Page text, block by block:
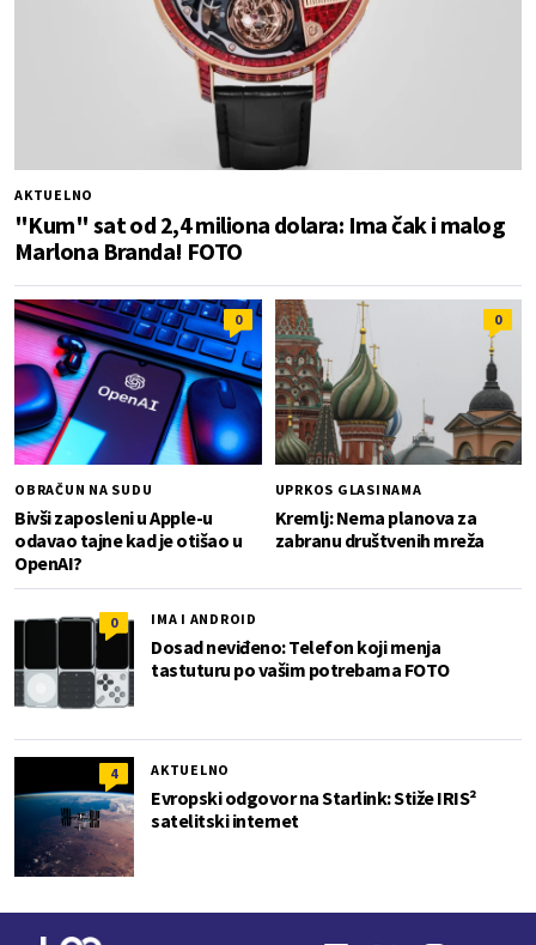
AKTUELNO
"Kum" sat od 2,4 miliona dolara: Ima čak i malog
Marlona Branda! FOTO
0
OBRAČUN NA SUDU
Bivši zaposleni u Apple-u
odavao tajne kad je otišao u
OpenAI?
0
UPRKOS GLASINAMA
Kremlj: Nema planova za
zabranu društvenih mreža
0 IMA I ANDROID
Dosad neviđeno: Telefon koji menja
tastuturu po vašim potrebama FOTO
4 AKTUELNO
Evropski odgovor na Starlink: Stiže IRIS²
satelitski internet